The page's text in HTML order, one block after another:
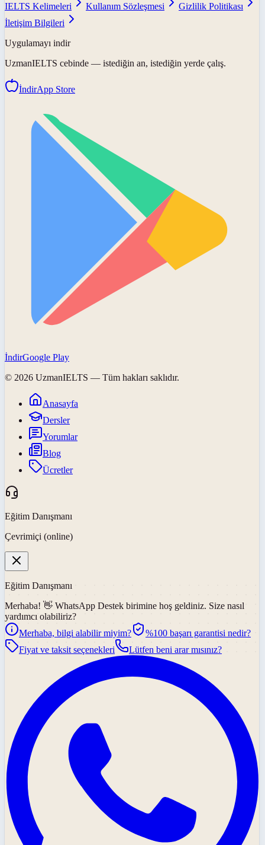
IELTS Kelimeleri
Kullanım Sözleşmesi
Gizlilik Politikası
İletişim Bilgileri
Uygulamayı indir
UzmanIELTS cebinde — istediğin an, istediğin yerde çalış.
İndirApp Store
İndirGoogle Play
© 2026 UzmanIELTS — Tüm hakları saklıdır.
Anasayfa
Dersler
Yorumlar
Blog
Ücretler
Eğitim Danışmanı
Çevrimiçi (online)
Eğitim Danışmanı
Merhaba! 👋 WhatsApp Destek birimine hoş geldiniz. Size nasıl
yardımcı olabiliriz?
Merhaba, bilgi alabilir miyim?
%100 başarı garantisi nedir?
Fiyat ve taksit seçenekleri
Lütfen beni arar mısınız?